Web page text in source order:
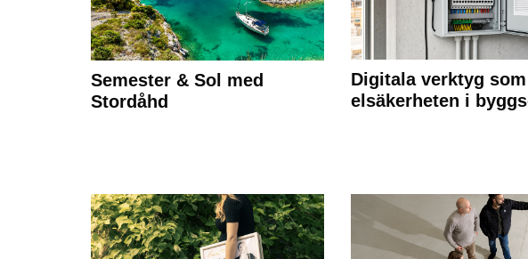
Semester & Sol med
Stordåhd
Digitala verktyg
elsäkerheten i